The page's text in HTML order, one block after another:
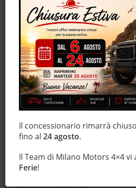
ESP
Fari LED
Frenata d'emergenza assistita
Hill holder
Immobilizzatore elettronico
Interni in pelle
Isofix
Leve al volante
Luci diurne
Marmitta catalitica
MP3
Il concessionario rimarrà
fino al24 agosto.
Il Team di Milano Motors 4×4 vi
Ferie!